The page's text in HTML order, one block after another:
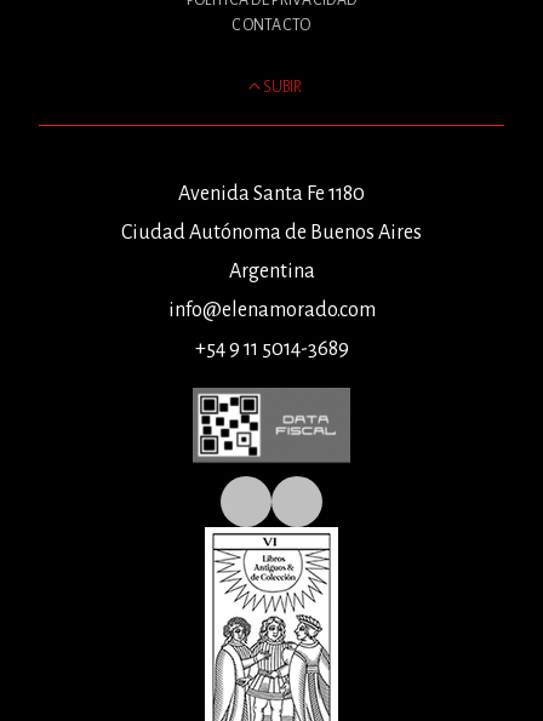
CONTACTO
SUBIR
Avenida Santa Fe 1180
Ciudad Autónoma de Buenos Aires
Argentina
info@elenamorado.com
+54 9 11 5014-3689